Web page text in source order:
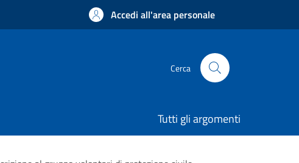
Accedi all'area personale
Cerca
Tutti gli argomenti